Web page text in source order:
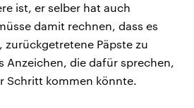
ist, er selber hat auch
damit rechnen, dass es
zurückgetretene Päpste zu
Anzeichen, die dafür sprechen,
Schritt kommen könnte.